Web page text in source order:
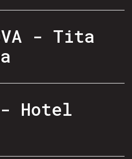
- Tita
Hotel